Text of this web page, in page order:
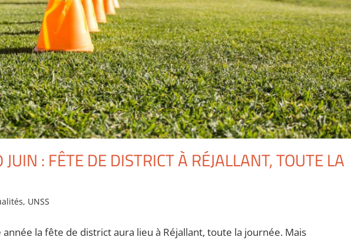
: FÊTE DE DISTRICT À RÉJALLANT, TOUTE LA
, UNSS
la fête de district aura lieu à Réjallant, toute la journée. Mais